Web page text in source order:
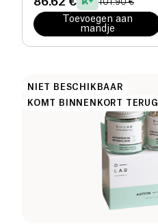
Toevoegen aan
mandje
NIET BESCHIKBAAR
KOMT BINNENKORT TERUG